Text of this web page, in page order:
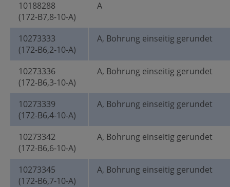
10188288
(172-B7,8-10-A)
A
10273333
(172-B6,2-10-A)
A, Bohrung einseitig gerundet
10273336
(172-B6,3-10-A)
A, Bohrung einseitig gerundet
10273339
(172-B6,4-10-A)
A, Bohrung einseitig gerundet
10273342
(172-B6,6-10-A)
A, Bohrung einseitig gerundet
10273345
(172-B6,7-10-A)
A, Bohrung einseitig gerundet